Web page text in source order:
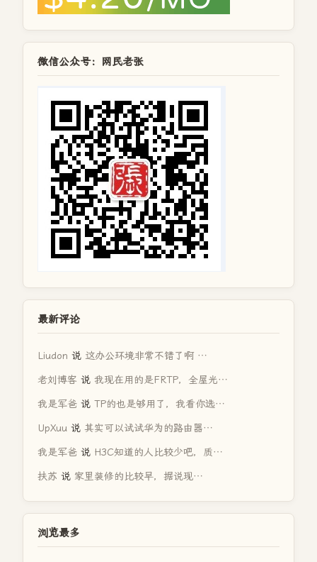
微信公众号：网民老张
最新评论
Liudon 说 这办公环境非常不错了啊 …
老刘博客 说 我现在用的是FRTP，全屋光…
我是军爸 说 TP的也是够用了，我看你选…
UpXuu 说 其实可以试试华为的路由器…
我是军爸 说 H3C知道的人比较少吧，质…
扶苏 说 家里装修的比较早，据说现…
浏览最多